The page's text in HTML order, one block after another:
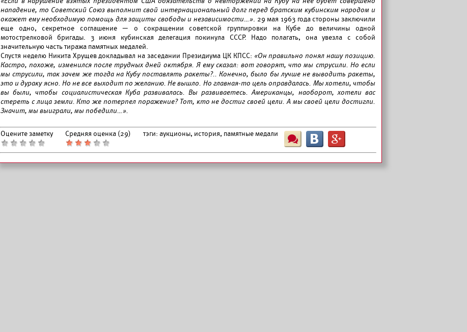
нападение, то Советский Союз выполнит свой интернациональный долг перед братским кубинским народом и
окажет ему необходимую помощь для защиты свободы и независимости…». 29 мая 1963 года стороны заключили
еще одно, секретное соглашение — о сокращении советской группировки на Кубе до величины одной
мотострелковой бригады. 3 июня кубинская делегация покинула СССР. Надо полагать, она увезла с собой
значительную часть тиража памятных медалей.
Спустя неделю Никита Хрущев докладывал на заседании Президиума ЦК КПСС: «Он правильно понял нашу позицию.
Кастро, похоже, изменился после трудных дней октября. Я ему сказал: вот говорят, что мы струсили. Но если
мы струсили, так зачем же тогда на Кубу поставлять ракеты?.. Конечно, было бы лучше не выводить ракеты,
это и дураку ясно. Но не все выходит по желанию. Не вышло. Но главная-то цель оправдалась. Мы хотели, чтобы
вы были, чтобы социалистическая Куба развивалась. Вы развиваетесь. Американцы, наоборот, хотели вас
стереть с лица земли. Кто же потерпел поражение? Тот, кто не достиг своей цели. А мы своей цели достигли.
Значит, мы выиграли, мы победили…».
Оцените заметку Средняя оценка (29) тэги: аукционы, история, памятные медали Ш B G